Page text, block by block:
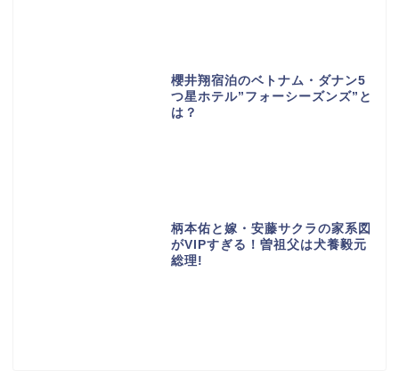
櫻井翔宿泊のベトナム・ダナン5
つ星ホテル”フォーシーズンズ”と
は？
柄本佑と嫁・安藤サクラの家系図
がVIPすぎる！曽祖父は犬養毅元
総理!